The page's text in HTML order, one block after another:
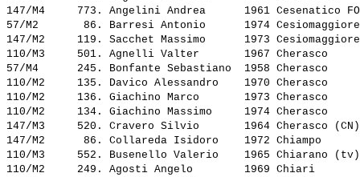
147/M4     773. Angelini Andrea
1961
57/M2       86. Barresi Antonio
1974
147/M2     119. Sacchet Massimo
1973
110/M3     501. Agnelli Valter
1967 Cherasco
57/M4      245. Bonfante Sebastiano
1958 Cherasco
110/M2     135. Davico Alessandro
1970 Cherasco
110/M2     136. Giachino Marco
1973 Cherasco
110/M2     134. Giachino Massimo
1974 Cherasco
147/M3     520. Cravero Silvio
1964 Cherasco
147/M2      86. Collareda Isidoro
1972 Chiampo
110/M3     552. Busenello Valerio
1965 Chiarano
110/M2     249. Agosti Angelo
1969 Chiari